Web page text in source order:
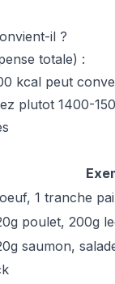
il ?
totale) :
kcal peut
plutot 1400-
1 tranche
poulet, 200g
saumon,